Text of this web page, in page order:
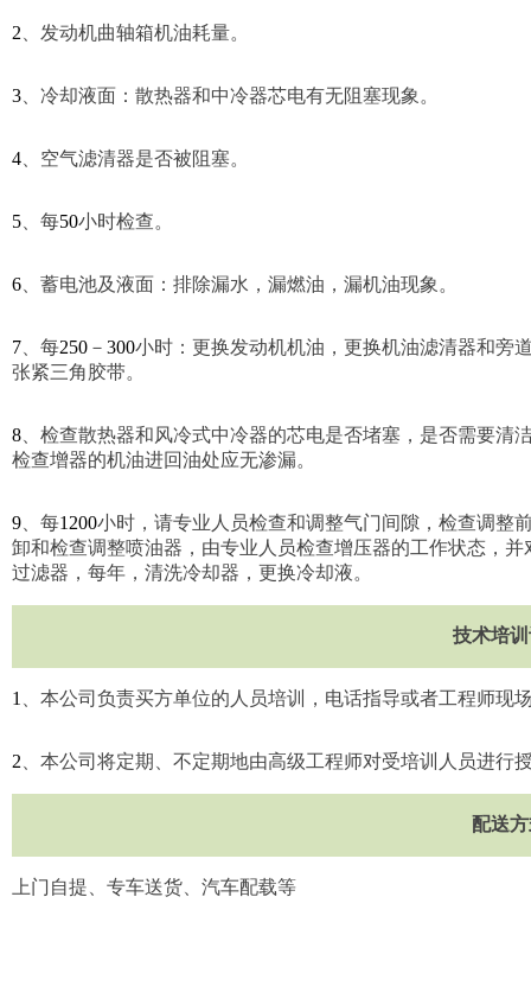
2 、发动机曲轴箱机油耗量。
3 、冷却液面：散热器和中冷器芯电有无阻塞现象。
4 、空气滤清器是否被阻塞。
5 、每50小时检查。
6 、蓄电池及液面：排除漏水，漏燃油，漏机油现象。
7 、每250 － 300小时：更换发动机机油，更换机油滤清器和旁
张紧三角胶带。
8 、检查散热器和风冷式中冷器的芯电是否堵塞，是否需要
检查增器的机油进回油处应无渗漏。
9 、每1200小时，请专业人员检查和调整气门间隙，检查调整
卸和检查调整喷油器，由专业人员检查增压器的工作状态，
过滤器，每年，清洗冷却器，更换冷却液。
技术培
1 、本公司负责买方单位的人员培训，电话指导或者工程师现
2 、本公司将定期、不定期地由高级工程师对受培训人员进
配送
上门自提、专车送货、汽车配载等